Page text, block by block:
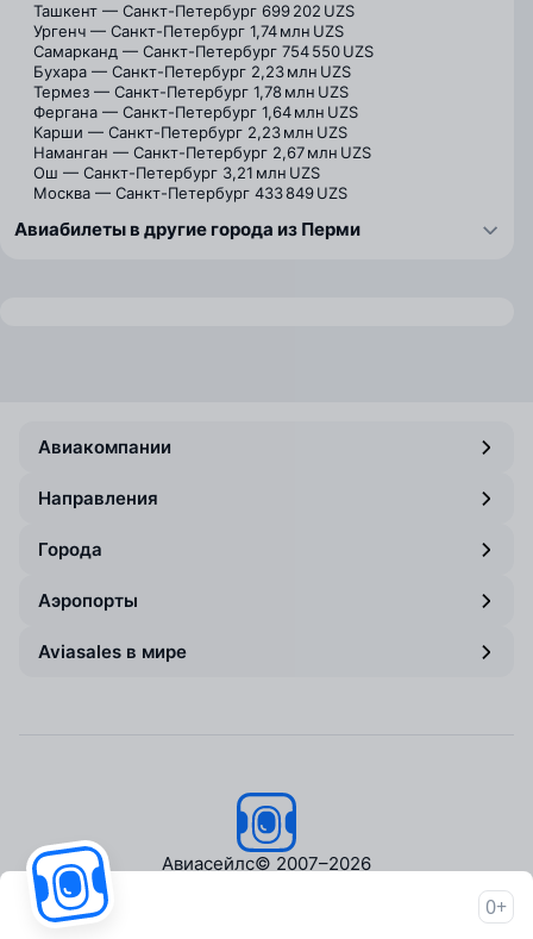
Ташкент — Санкт-Петербург 699 202 UZS
Ургенч — Санкт-Петербург 1,74 млн UZS
Самарканд — Санкт-Петербург 754 550 UZS
Бухара — Санкт-Петербург 2,23 млн UZS
Термез — Санкт-Петербург 1,78 млн UZS
Фергана — Санкт-Петербург 1,64 млн UZS
Карши — Санкт-Петербург 2,23 млн UZS
Наманган — Санкт-Петербург 2,67 млн UZS
Ош — Санкт-Петербург 3,21 млн UZS
Москва — Санкт-Петербург 433 849 UZS
Авиабилеты в другие города из Перми
Авиакомпании
Направления
Города
Аэропорты
Aviasales в мире
Авиасейлс© 2007–2026
0+